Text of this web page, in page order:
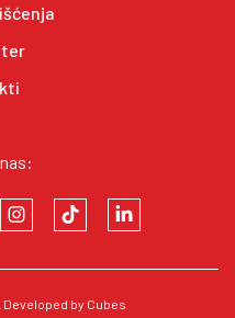
Developed by Cubes